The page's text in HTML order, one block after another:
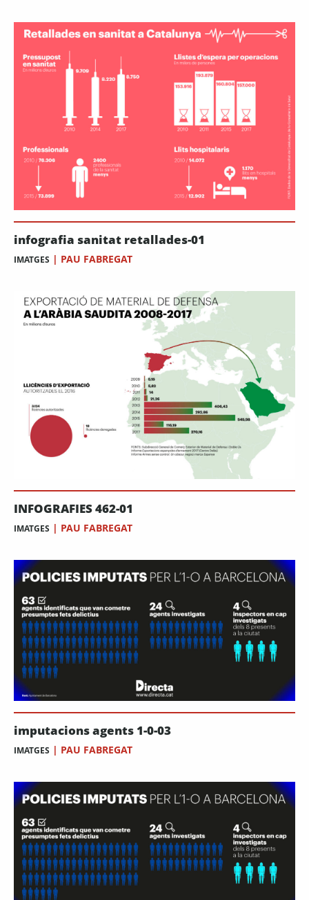
infografia sanitat retallades-01
IMATGES | PAU FABREGAT
INFOGRAFIES 462-01
IMATGES | PAU FABREGAT
imputacions agents 1-0-03
IMATGES | PAU FABREGAT